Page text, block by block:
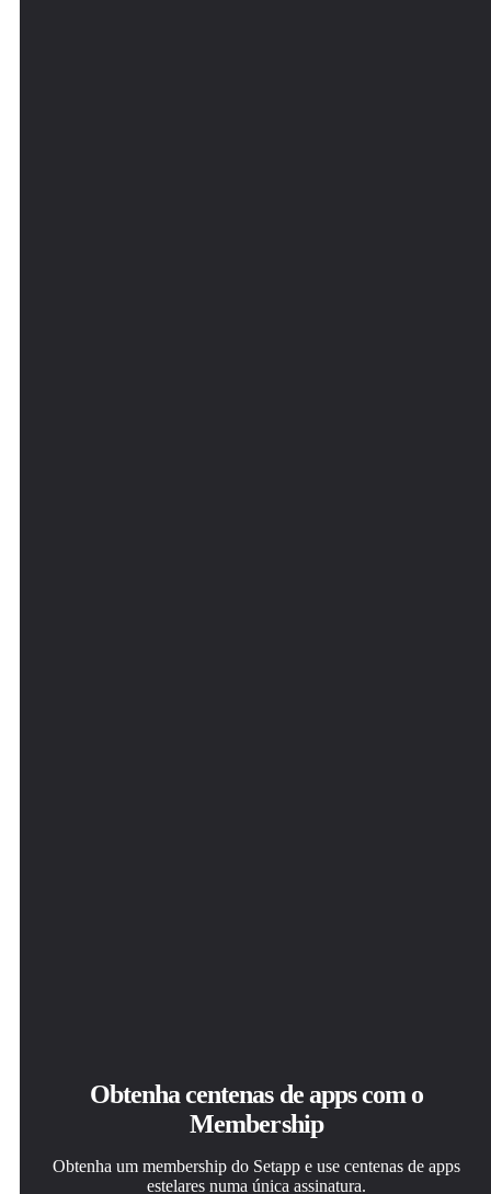
Obtenha centenas de apps com o
Membership
Obtenha um membership do Setapp e use centenas de apps
estelares numa única assinatura.